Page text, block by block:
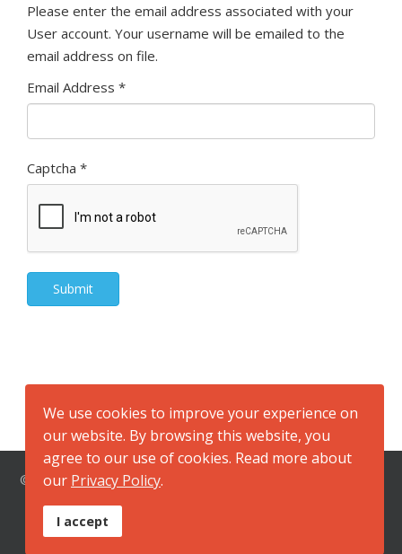
Please enter the email address associated with your
User account. Your username will be emailed to the
email address on file.
Email Address *
Captcha *
Submit
© 2026 สำนักงานสาธารณสุขจังหวัดกาญจนบุรี ที่อยู่ ถนนแสงชู
โต ตำบลปากแพรก อำเภอเมือง จังหวัดกาญจนบุรี 71000
หมายเลขโทรศัพท์ 034-512961, 034-512417 หมายเลข
We use cookies to improve your experience on
our website. By browsing this website, you
agree to our use of cookies. Read more about
our Privacy Policy.
I accept